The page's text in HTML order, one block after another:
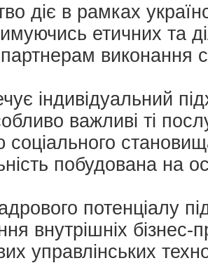
діє в рамках
етичних та
виконання
індивідуальний
важливі ті
побудована на
потенціалу
внутрішніх бізнес-
управлінських